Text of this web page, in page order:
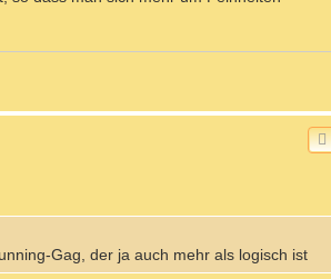
Gag, der ja auch mehr als logisch ist